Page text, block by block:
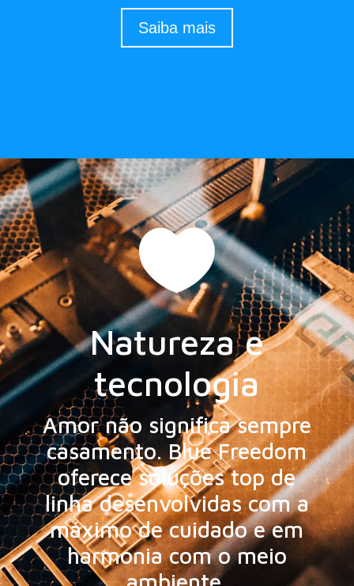
Saiba mais

Natureza e
tecnologia
Amor não significa sempre
casamento. Blue Freedom
oferece soluções top de
linha desenvolvidas com a
máximo de cuidado e em
harmonia com o meio